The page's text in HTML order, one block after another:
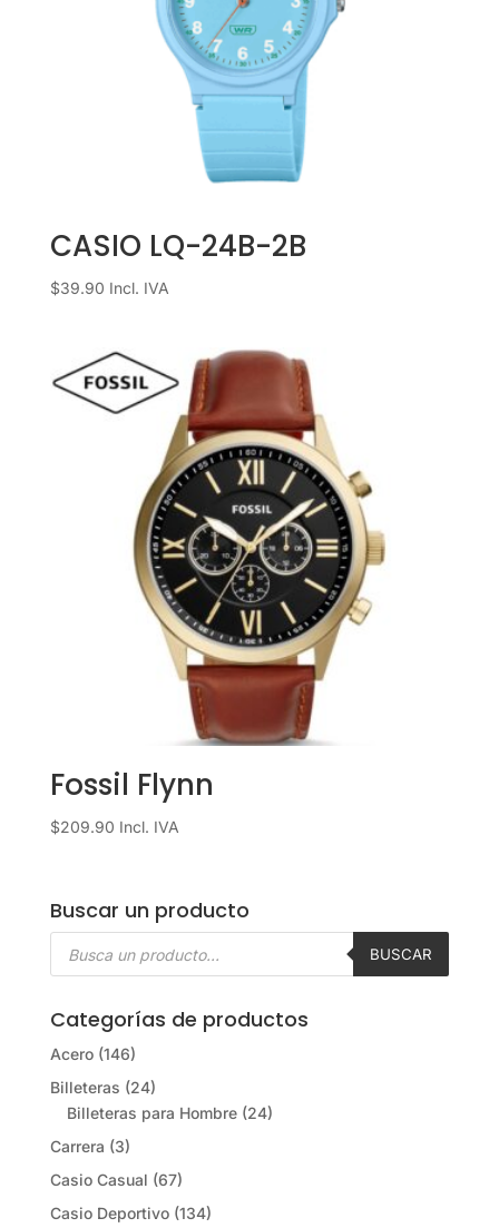
CASIO LQ-24B-2B
$39.90 Incl. IVA
Fossil Flynn
$209.90 Incl. IVA
Buscar un producto
Búsqueda
BUSCAR
Categorías de productos
Acero (146)
Billeteras (24)
Billeteras para Hombre (24)
Carrera (3)
Casio Casual (67)
Casio Deportivo (134)